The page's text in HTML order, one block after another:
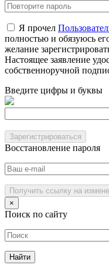
Я прочел
полностью и обязуюсь
желание
Настоящее заявление
собственноручной
Введите цифры и буквы
Зарегистрироваться
Восстановление пароля
Получить ссылку на
×
Поиск по сайту